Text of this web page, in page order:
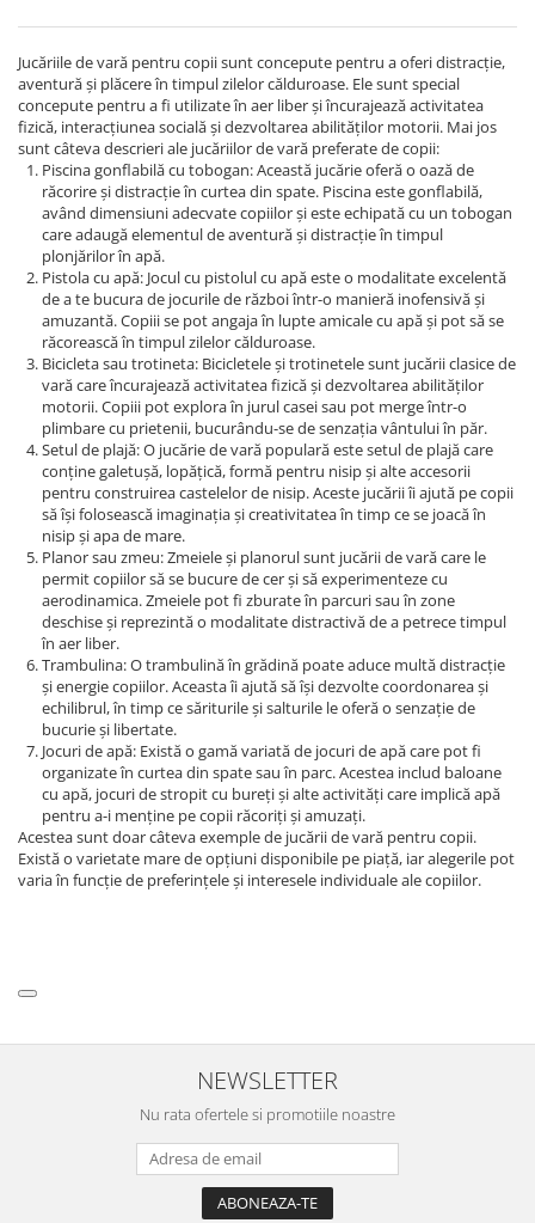
Jucăriile de vară pentru copii sunt concepute pentru a oferi distracție,
aventură și plăcere în timpul zilelor călduroase. Ele sunt special
concepute pentru a fi utilizate în aer liber și încurajează activitatea
fizică, interacțiunea socială și dezvoltarea abilităților motorii. Mai jos
sunt câteva descrieri ale jucăriilor de vară preferate de copii:
Piscina gonflabilă cu tobogan: Această jucărie oferă o oază de
răcorire și distracție în curtea din spate. Piscina este gonflabilă,
având dimensiuni adecvate copiilor și este echipată cu un tobogan
care adaugă elementul de aventură și distracție în timpul
plonjărilor în apă.
Pistola cu apă: Jocul cu pistolul cu apă este o modalitate excelentă
de a te bucura de jocurile de război într-o manieră inofensivă și
amuzantă. Copiii se pot angaja în lupte amicale cu apă și pot să se
răcorească în timpul zilelor călduroase.
Bicicleta sau trotineta: Bicicletele și trotinetele sunt jucării clasice de
vară care încurajează activitatea fizică și dezvoltarea abilităților
motorii. Copiii pot explora în jurul casei sau pot merge într-o
plimbare cu prietenii, bucurându-se de senzația vântului în păr.
Setul de plajă: O jucărie de vară populară este setul de plajă care
conține galetușă, lopățică, formă pentru nisip și alte accesorii
pentru construirea castelelor de nisip. Aceste jucării îi ajută pe copii
să își folosească imaginația și creativitatea în timp ce se joacă în
nisip și apa de mare.
Planor sau zmeu: Zmeiele și planorul sunt jucării de vară care le
permit copiilor să se bucure de cer și să experimenteze cu
aerodinamica. Zmeiele pot fi zburate în parcuri sau în zone
deschise și reprezintă o modalitate distractivă de a petrece timpul
în aer liber.
Trambulina: O trambulină în grădină poate aduce multă distracție
și energie copiilor. Aceasta îi ajută să își dezvolte coordonarea și
echilibrul, în timp ce săriturile și salturile le oferă o senzație de
bucurie și libertate.
Jocuri de apă: Există o gamă variată de jocuri de apă care pot fi
organizate în curtea din spate sau în parc. Acestea includ baloane
cu apă, jocuri de stropit cu bureți și alte activități care implică apă
pentru a-i menține pe copii răcoriți și amuzați.
Acestea sunt doar câteva exemple de jucării de vară pentru copii.
Există o varietate mare de opțiuni disponibile pe piață, iar alegerile pot
varia în funcție de preferințele și interesele individuale ale copiilor.
NEWSLETTER
Nu rata ofertele si promotiile noastre